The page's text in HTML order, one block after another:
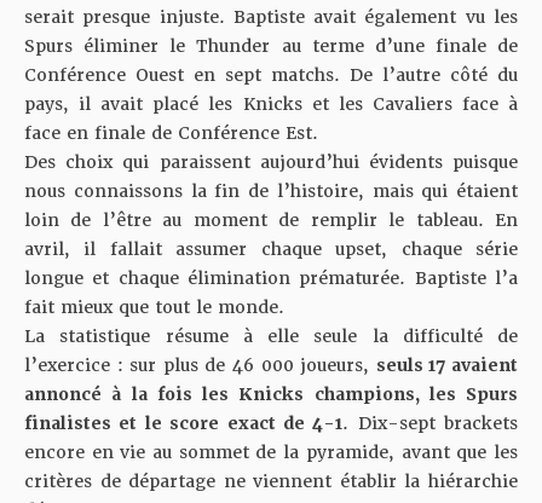
serait presque injuste. Baptiste avait également vu les
Spurs éliminer le Thunder au terme d’une finale de
Conférence Ouest en sept matchs. De l’autre côté du
pays, il avait placé les Knicks et les Cavaliers face à
face en finale de Conférence Est.
Des choix qui paraissent aujourd’hui évidents puisque
nous connaissons la fin de l’histoire, mais qui étaient
loin de l’être au moment de remplir le tableau. En
avril, il fallait assumer chaque upset, chaque série
longue et chaque élimination prématurée. Baptiste l’a
fait mieux que tout le monde.
La statistique résume à elle seule la difficulté de
l’exercice : sur plus de 46 000 joueurs, seuls 17 avaient
annoncé à la fois les Knicks champions, les Spurs
finalistes et le score exact de 4-1. Dix-sept brackets
encore en vie au sommet de la pyramide, avant que les
critères de départage ne viennent établir la hiérarchie